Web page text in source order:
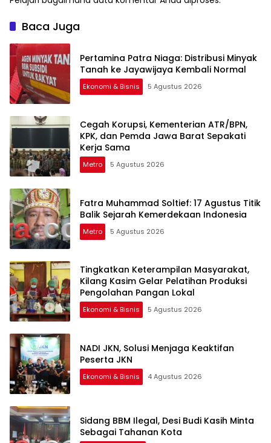
Baca Juga
Pertamina Patra Niaga: Distribusi Minyak
Tanah ke Jayawijaya Kembali Normal
Ekonomi & Bisnis 5 Agustus 2026
Cegah Korupsi, Kementerian ATR/BPN,
KPK, dan Pemda Jawa Barat Sepakati
Kerja Sama
Metro 5 Agustus 2026
Fatra Muhammad Soltief: 17 Agustus Titik
Balik Sejarah Kemerdekaan Indonesia
Metro 5 Agustus 2026
Tingkatkan Keterampilan Masyarakat,
Kilang Kasim Gelar Pelatihan Produksi
Pengolahan Pangan Lokal
Ekonomi & Bisnis 5 Agustus 2026
NADI JKN, Solusi Menjaga Keaktifan
Peserta JKN
Ekonomi & Bisnis 4 Agustus 2026
Sidang BBM Ilegal, Desi Budi Kasih Minta
Sebagai Tahanan Kota